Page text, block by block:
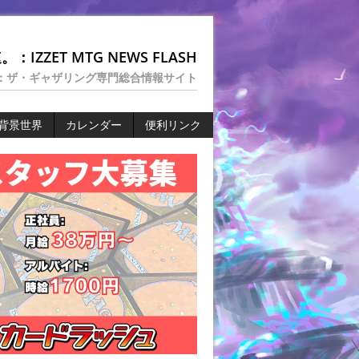
：IZZET MTG NEWS FLASH
ザ・ギャザリング専門総合情報サイト
景世界 カレンダー 便利リンク